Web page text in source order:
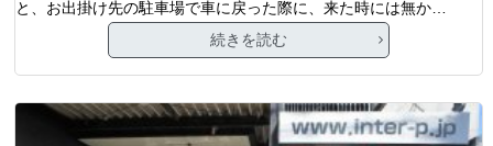
と、お出掛け先の駐車場で車に戻った際に、来た時には無か…
続きを読む